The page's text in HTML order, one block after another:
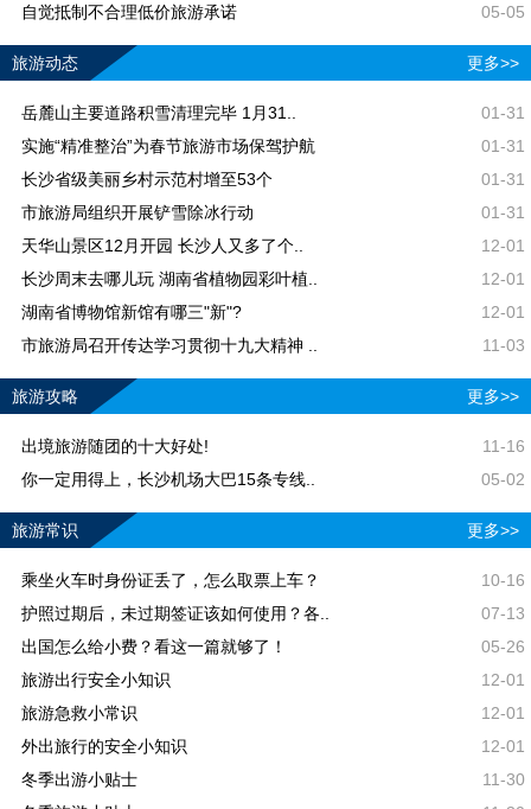
自觉抵制不合理低价旅游承诺
05-05
旅游动态 更多>>
岳麓山主要道路积雪清理完毕 1月31..
01-31
实施“精准整治”为春节旅游市场保驾护航
01-31
长沙省级美丽乡村示范村增至53个
01-31
市旅游局组织开展铲雪除冰行动
01-31
天华山景区12月开园 长沙人又多了个..
12-01
长沙周末去哪儿玩 湖南省植物园彩叶植..
12-01
湖南省博物馆新馆有哪三"新"?
12-01
市旅游局召开传达学习贯彻十九大精神 ..
11-03
旅游攻略 更多>>
出境旅游随团的十大好处!
11-16
你一定用得上，长沙机场大巴15条专线..
05-02
旅游常识 更多>>
乘坐火车时身份证丢了，怎么取票上车？
10-16
护照过期后，未过期签证该如何使用？各..
07-13
出国怎么给小费？看这一篇就够了！
05-26
旅游出行安全小知识
12-01
旅游急救小常识
12-01
外出旅行的安全小知识
12-01
冬季出游小贴士
11-30